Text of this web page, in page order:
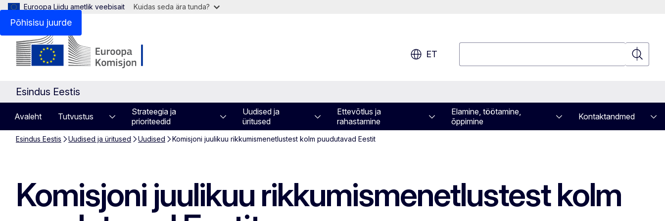
Põhisisu juurde
Euroopa Liidu ametlik veebisait Kuidas seda ära tunda?
ET
Otsing
Esindus Eestis
Avaleht Tutvustus
Strateegia ja
prioriteedid
Uudised ja
üritused
Ettevõtlus ja
rahastamine
Elamine, töötamine,
õppimine
Kontaktandmed
Esindus Eestis Uudised ja üritused Uudised Komisjoni juulikuu rikkumismenetlustest kolm puudutavad Eestit
Komisjoni juulikuu rikkumismenetlustest kolm